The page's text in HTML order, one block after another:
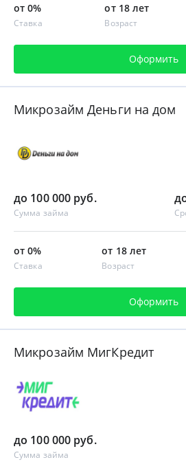
от 0%
Ставка
от 18 лет
Возраст
Оформить
Микрозайм Деньги на дом
до 100 000 руб.
Сумма займа
от 0%
Ставка
от 18 лет
Возраст
Оформить
Микрозайм МигКредит
до 100 000 руб.
Сумма займа